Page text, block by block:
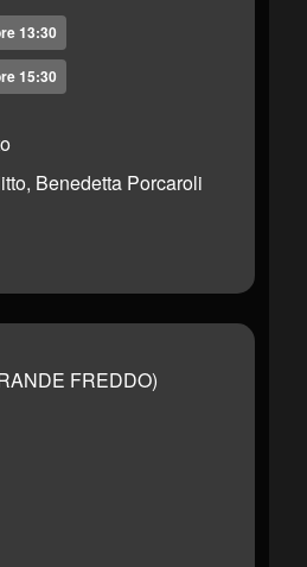
13:30
15:30
Benedetta Porcaroli
FREDDO)